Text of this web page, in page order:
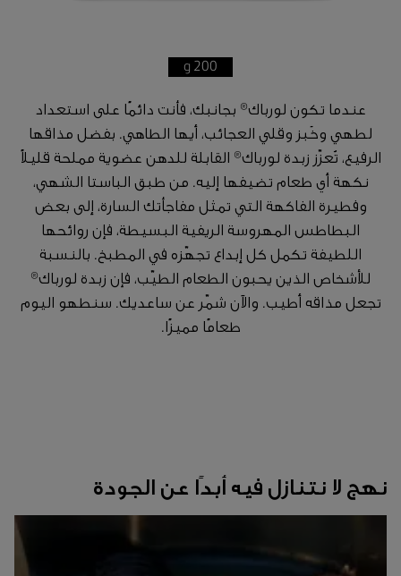
200 g
عندما تكون لورباك® بجانبك، فأنت دائمًا على استعداد
لطهي وخَبز وقلي العجائب، أيها الطاهي. بفضل مذاقها
الرفيع، تُعزّز زبدة لورباك® القابلة للدهن عضوية مملحة قليلاً
نكهة أي طعام تضيفها إليه. من طبق الباستا الشهي،
وفطيرة الفاكهة التي تمثل مفاجأتك السارة، إلى بعض
البطاطس المهروسة الريفية البسيطة، فإن روائحها
اللطيفة تكمل كل إبداع تجهّزه في المطبخ. بالنسبة
للأشخاص الذين يحبون الطعام الطيّب، فإن زبدة لورباك®
تجعل مذاقه أطيب. والآن شمّر عن ساعديك. سنطهو اليوم
طعامًا مميزًا.
نهج لا نتنازل فيه أبدًا عن الجودة